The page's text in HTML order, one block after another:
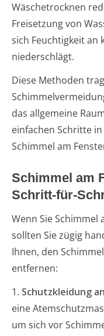
Wäschetrocknen
Freisetzung von
sich Feuchtigkeit an
niederschlägt.
Diese Methoden
das allgemeine
einfachen Schritte
Schimmel am
Schimmel am
Schritt-für-
Wenn Sie Schimmel
sollten Sie zügig
Ihnen, den
entfernen:
1. Schutzkleidung
eine
um sich vor